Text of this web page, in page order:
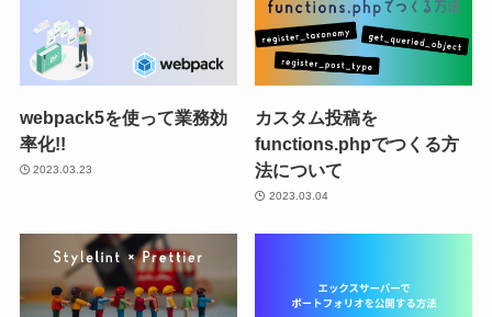
webpack5を使って業務効
率化!!
2023.03.23
カスタム投稿を
functions.phpでつくる方
法について
2023.03.04